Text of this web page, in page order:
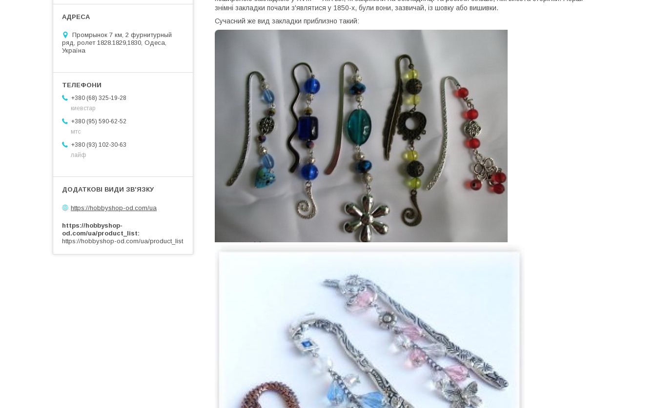
знімні закладки почали з'являтися у 1850-х, були вони, зазвичай, із шовку або вишивки.
Сучасний же вид закладки приблизно такий:
Промрынок 7 км, 2 фурнитурный
ряд, ролет 1828.1829,1830, Одеса,
Україна
+380 (68) 325-19-28
киевстар
+380 (95) 590-62-52
мтс
+380 (93) 102-30-63
лайф
https://hobbyshop-od.com/ua
https://hobbyshop-
od.com/ua/product_list
https://hobbyshop-od.com/ua/product_list